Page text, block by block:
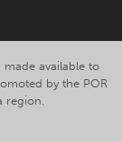
available to
by the POR
region.